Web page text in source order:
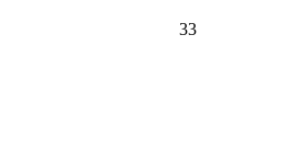
33